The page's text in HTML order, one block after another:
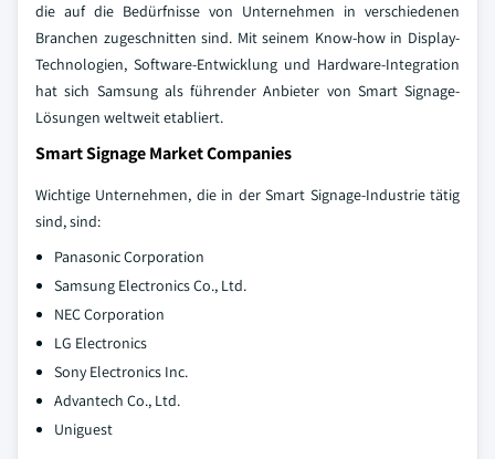
die auf die Bedürfnisse von Unternehmen in verschiedenen
Branchen zugeschnitten sind. Mit seinem Know-how in Display-
Technologien, Software-Entwicklung und Hardware-Integration
hat sich Samsung als führender Anbieter von Smart Signage-
Lösungen weltweit etabliert.
Smart Signage Market Companies
Wichtige Unternehmen, die in der Smart Signage-Industrie tätig
sind, sind:
Panasonic Corporation
Samsung Electronics Co., Ltd.
NEC Corporation
LG Electronics
Sony Electronics Inc.
Advantech Co., Ltd.
Uniguest